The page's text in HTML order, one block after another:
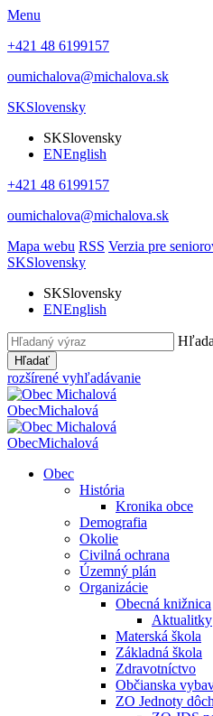
Menu
+421 48 6199157
oumichalova@michalova.sk
SKSlovensky
SKSlovensky
ENEnglish
+421 48 6199157
oumichalova@michalova.sk
Mapa webu RSS Verzia pre
SKSlovensky
SKSlovensky
ENEnglish
Hľadať
rozšírené vyhľadávanie
ObecMichalová
ObecMichalová
Obec
História
Kronika obce
Demografia
Okolie
Civilná ochrana
Územný plán
Organizácie
Obecná knižnica
Aktualitky
Materská škola
Základná škola
Zdravotníctvo
Občianska
ZO Jednoty